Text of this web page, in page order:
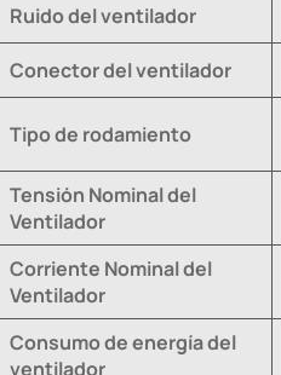
Ruido del ventilador
Conector del ventilador
Tipo de rodamiento
Tensión Nominal del
Ventilador
Corriente Nominal del
Ventilador
Consumo de energía del
ventilador